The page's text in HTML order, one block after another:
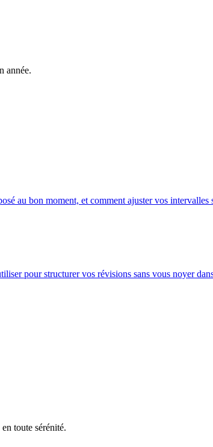
année.
au bon moment, et comment ajuster vos intervalles
pour structurer vos révisions sans vous noyer
toute sérénité.